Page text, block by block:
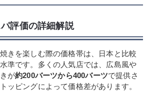
評価の詳細解説
きを楽しむ際の価格帯は、日本と比較
準です。多くの人気店では、広島風や
が約200バーツから400バーツで提供さ
ッピングによって価格差があります。